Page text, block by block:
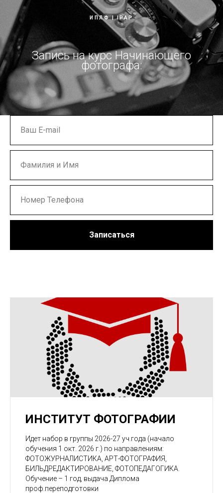
ИПЛФ | IPAP
Запись на курс Начинающего
фотографа:
Записаться
ИНСТИТУТ ФОТОГРАФИИ
Идет набор в группы 2026-27 уч.года (начало
обучения 1 окт. 2026 г.) по направлениям:
ФОТОЖУРНАЛИСТИКА, АРТ-ФОТОГРАФИЯ,
БИЛЬДРЕДАКТИРОВАНИЕ, ФОТОПЕДАГОГИКА.
Обучение – 1 год, выдача Диплома
проф.переподготовки